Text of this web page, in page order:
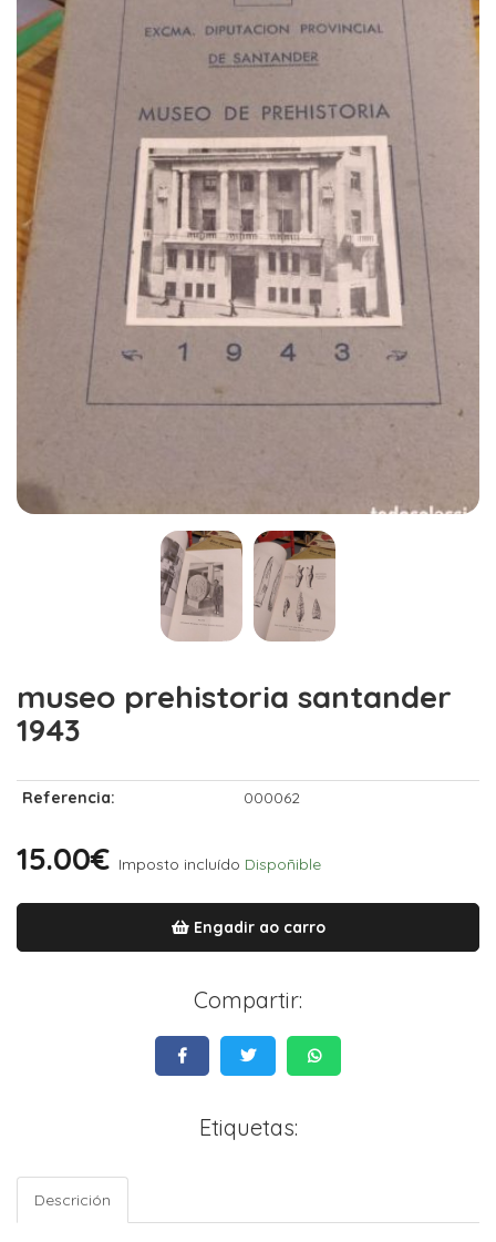
museo prehistoria santander
1943
Referencia: 000062
15.00€ Imposto incluído Dispoñible
Engadir ao carro
Compartir:
Etiquetas:
Descrición